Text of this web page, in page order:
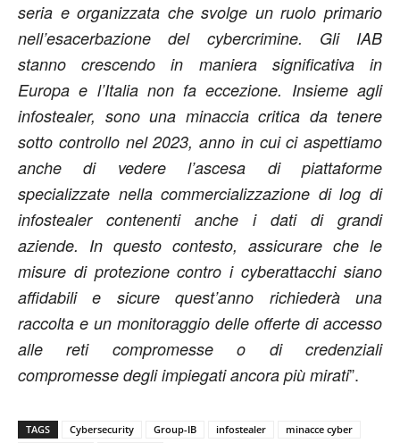
seria e organizzata che svolge un ruolo primario
nell’esacerbazione del cybercrimine. Gli IAB
stanno crescendo in maniera significativa in
Europa e l’Italia non fa eccezione. Insieme agli
infostealer, sono una minaccia critica da tenere
sotto controllo nel 2023, anno in cui ci aspettiamo
anche di vedere l’ascesa di piattaforme
specializzate nella commercializzazione di log di
infostealer contenenti anche i dati di grandi
aziende. In questo contesto, assicurare che le
misure di protezione contro i cyberattacchi siano
affidabili e sicure quest’anno richiederà una
raccolta e un monitoraggio delle offerte di accesso
alle reti compromesse o di credenziali
compromesse degli impiegati ancora più mirati”.
TAGS Cybersecurity Group-IB infostealer
minacce cyber